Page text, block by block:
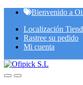
Skip
navigation
Skip
content
Bienvenido a
Localización
Rastree su pedido
Mi cuenta